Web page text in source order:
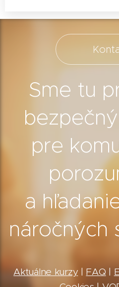
Sme tu
pre
a
náročných
Aktuálne kurzy | FAQ |